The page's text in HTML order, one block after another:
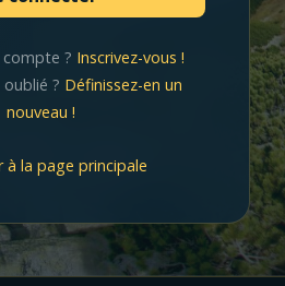
compte ? Inscrivez-vous !
? Définissez-en un
nouveau !
à la page principale